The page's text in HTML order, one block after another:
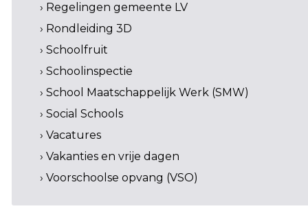
› Regelingen gemeente LV
› Rondleiding 3D
› Schoolfruit
› Schoolinspectie
› School Maatschappelijk Werk (SMW)
› Social Schools
› Vacatures
› Vakanties en vrije dagen
› Voorschoolse opvang (VSO)